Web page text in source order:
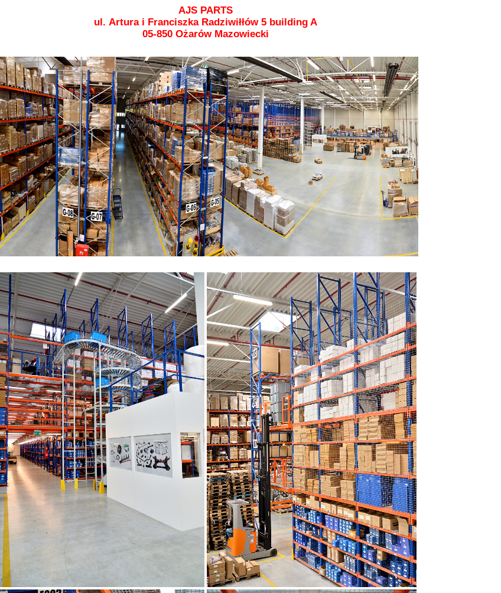
AJS PARTS
ul. Artura i Franciszka Radziwiłłów 5 building A
05-850 Ożarów Mazowiecki